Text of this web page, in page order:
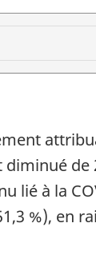
de
lié à la
%), en